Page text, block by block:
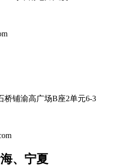
桥铺渝高广场B座2单元6-3
、宁夏